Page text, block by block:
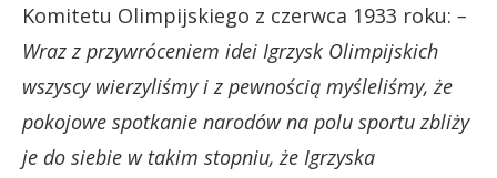
Komitetu Olimpijskiego z czerwca 1933 roku: –
Wraz z przywróceniem idei Igrzysk Olimpijskich
wszyscy wierzyliśmy i z pewnością myśleliśmy, że
pokojowe spotkanie narodów na polu sportu zbliży
je do siebie w takim stopniu, że Igrzyska